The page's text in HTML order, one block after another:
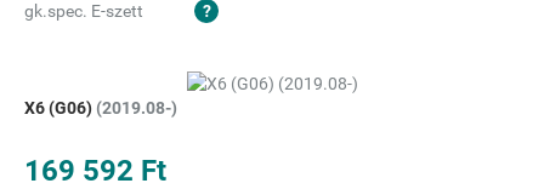
gk.spec. E-szett
X6 (G06) (2019.08-)
169 592 Ft